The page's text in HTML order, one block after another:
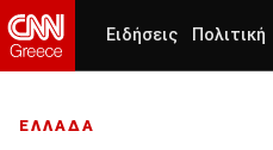
Ειδήσεις Πολιτική
ΕΛΛΑΔΑ